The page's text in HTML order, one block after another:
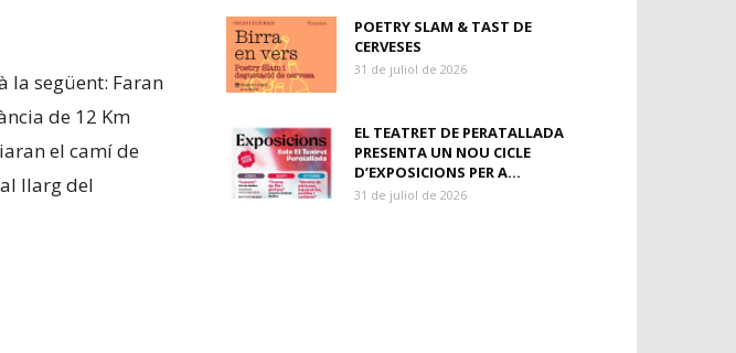
la següent: Faran
de 12 Km
el camí de
llarg del
POETRY SLAM & TAST DE
CERVESES
31 de juliol de 2026
EL TEATRET DE PERATALLADA
PRESENTA UN NOU CICLE
D’EXPOSICIONS PER A...
31 de juliol de 2026